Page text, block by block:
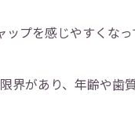
プを感じやすくなっ
界があり、年齢や歯